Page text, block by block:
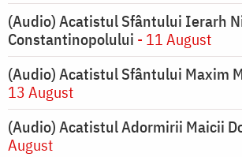
(Audio) Acatistul Sfântului Ierarh
Constantinopolului - 11 August
(Audio) Acatistul Sfântului Maxim
13 August
(Audio) Acatistul Adormirii Maicii
August